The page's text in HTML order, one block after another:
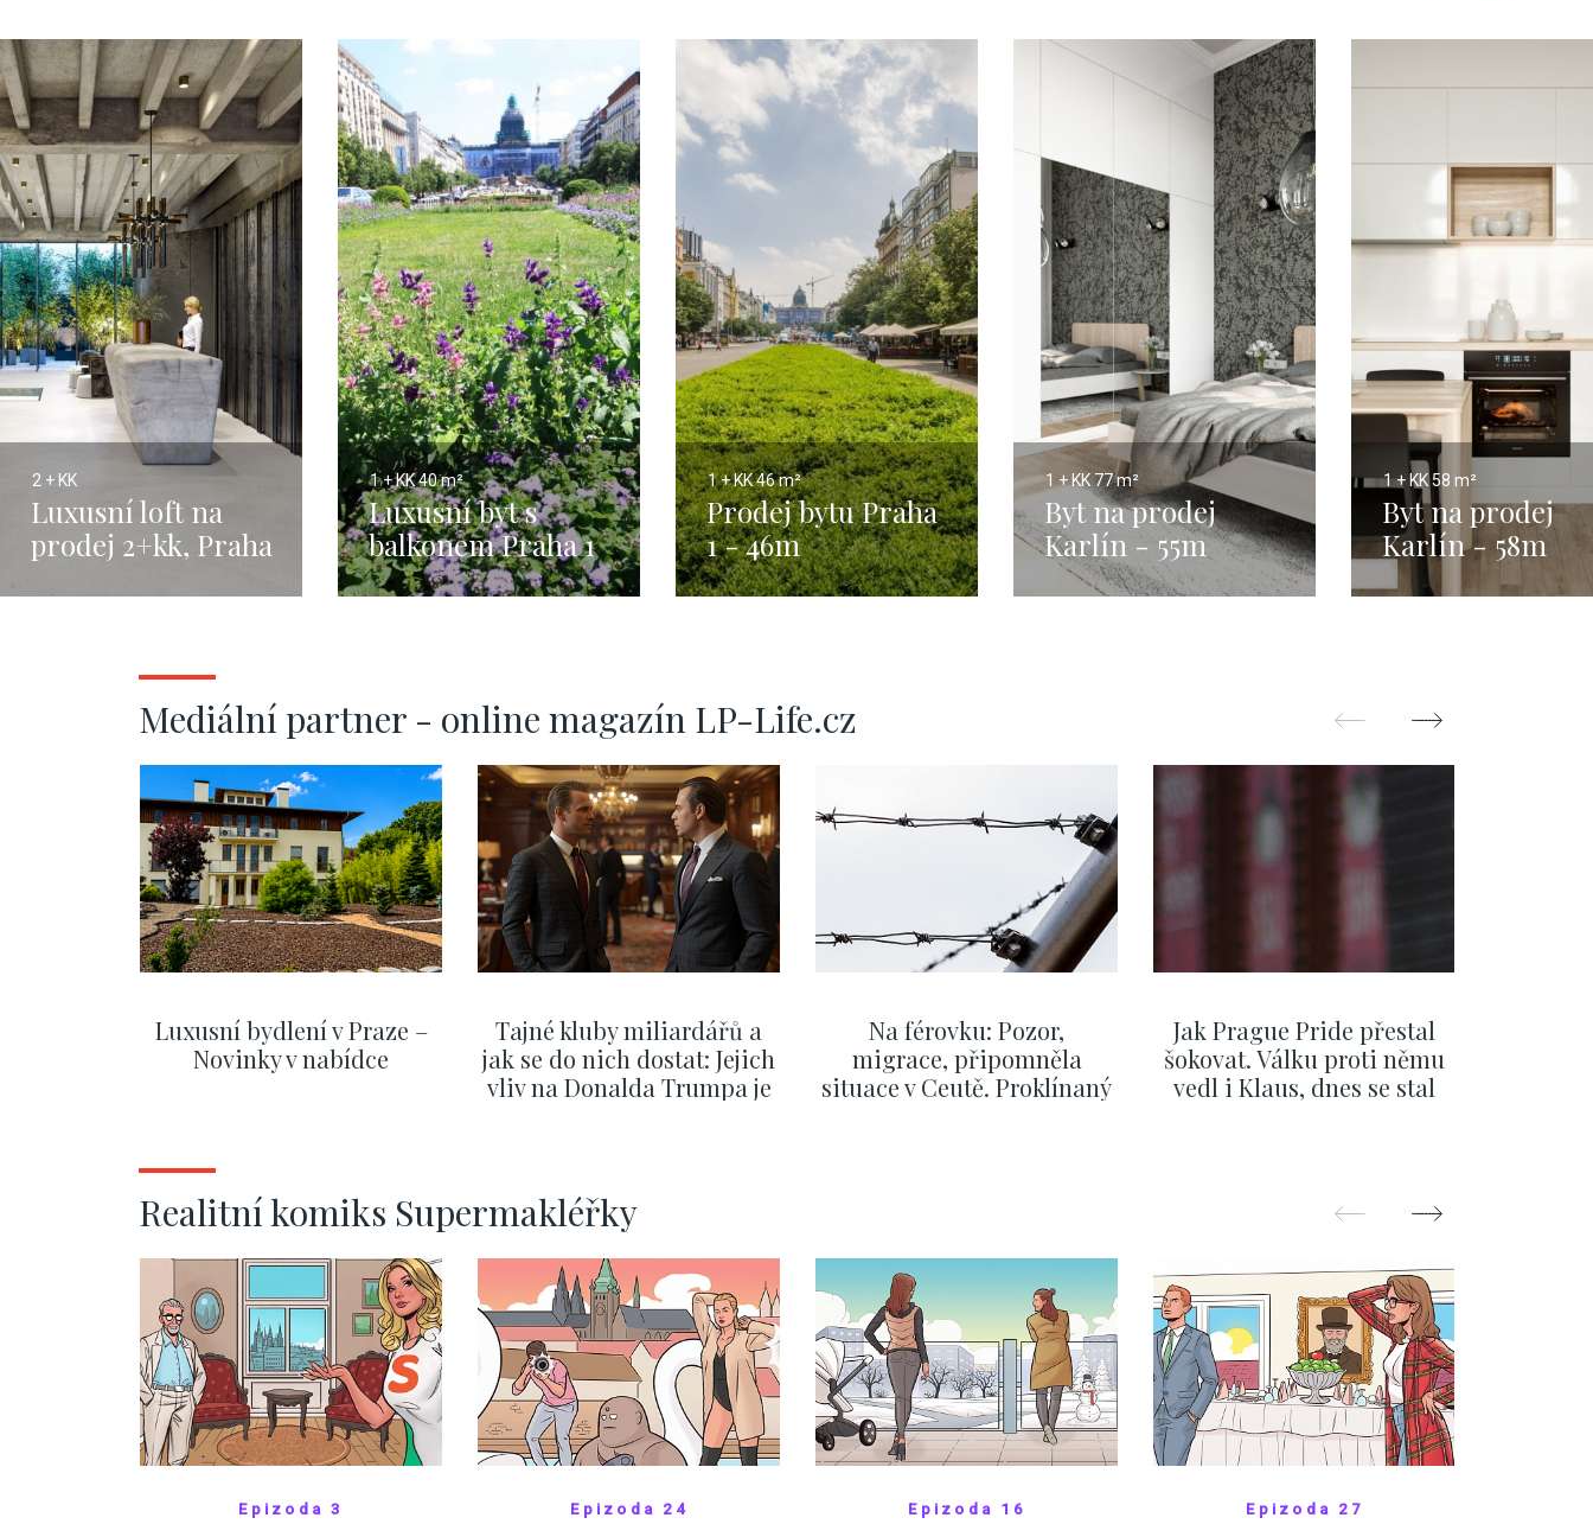
2 + KK
Luxusní loft na
prodej 2+kk, Praha
1 + KK40 m²
Luxusní byt s
balkonem Praha 1
- 40m
1 + KK46 m²
Prodej bytu Praha
1 - 46m
1 + KK77 m²
Byt na prodej
Karlín - 55m
1 + KK58 m²
Byt na prodej
Karlín - 58m
Mediální partner - online magazín LP-Life.cz
Luxusní bydlení v Praze –
Novinky v nabídce
Tajné kluby miliardářů a
jak se do nich dostat: Jejich
vliv na Donalda Trumpa je
Na férovku: Pozor,
migrace, připomněla
situace v Ceutě. Proklínaný
Jak Prague Pride přestal
šokovat. Válku proti němu
vedl i Klaus, dnes se stal
Realitní komiks Supermakléřky
Epizoda 3 Epizoda 24 Epizoda 16 Epizoda 27